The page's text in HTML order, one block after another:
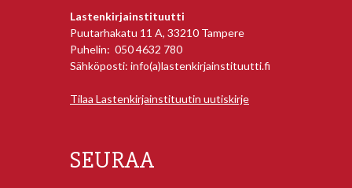
Lastenkirjainstituutti
Puutarhakatu 11 A, 33210 Tampere
Puhelin: 050 4632 780
Sähköposti: info(a)lastenkirjainstituutti.fi
Tilaa Lastenkirjainstituutin uutiskirje
SEURAA